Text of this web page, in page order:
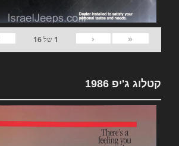
«
‹
1 של16
קטלוג ג'יפ 1986